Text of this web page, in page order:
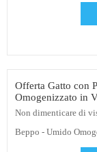
Offerta Gatto con
Omogenizzato in
Non dimenticare di
Beppo - Umido